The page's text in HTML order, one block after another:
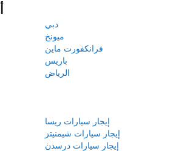
دبي
ميونخ
فرانكفورت ماين
باريس
الرياض
إيجار سيارات ريسا
إيجار سيارات شيمنيتز
إيجار سيارات درسدن